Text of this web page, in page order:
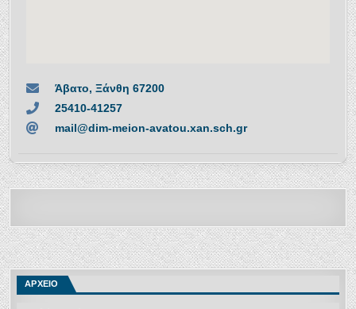
Άβατο, Ξάνθη 67200
25410-41257
mail@dim-meion-avatou.xan.sch.gr
ΑΡΧΕΙΟ